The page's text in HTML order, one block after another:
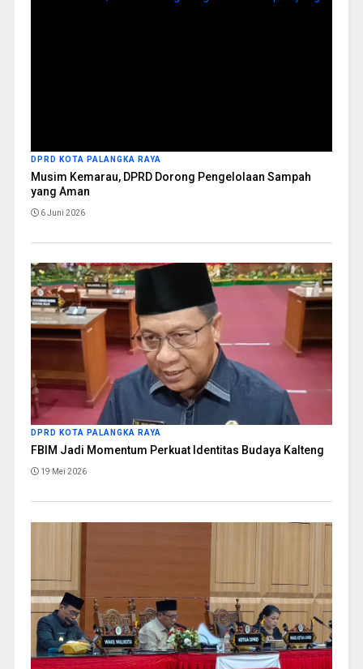
DPRD KOTA PALANGKA RAYA
Musim Kemarau, DPRD Dorong Pengelolaan Sampah
yang Aman
6 Juni 2026
DPRD KOTA PALANGKA RAYA
FBIM Jadi Momentum Perkuat Identitas Budaya Kalteng
19 Mei 2026